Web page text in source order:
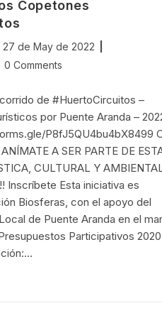
Copetones
27 de May de 2022
0 Comments
de #HuertoCircuitos –
por Puente Aranda –
P8fJ5QU4bu4bX8499
A SER PARTE DE
CULTURAL Y
Inscríbete Esta iniciativa es
Biosferas, con el apoyo del
de Puente Aranda en el
Participativos